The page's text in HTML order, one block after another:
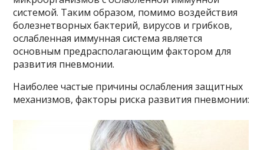
системой. Таким образом, помимо воздействия
болезнетворных бактерий, вирусов и грибков,
ослабленная иммунная система является
основным предрасполагающим фактором для
развития пневмонии.
Наиболее частые причины ослабления защитных
механизмов, факторы риска развития пневмонии: